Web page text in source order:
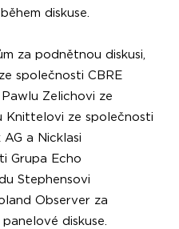
diskuse.
za podnětnou diskusi,
společnosti CBRE
Zelichovi ze
Knittelovi ze společnosti
a Nicklasi
Grupa Echo
Stephensovi
Observer za
diskuse.